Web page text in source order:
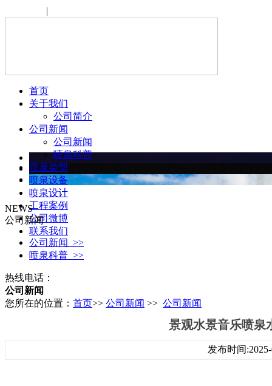
|
首页
关于我们
公司简介
公司新闻
公司新闻
喷泉科普
喷泉类型
喷泉设备
喷泉设计
工程案例
公司微博
联系我们
NEWS
公司新闻
公司新闻 >>
喷泉科普 >>
热线电话：
公司新闻
您所在的位置： 首页>> 公司新闻 >> 公司新闻
景观水景音乐喷泉
发布时间